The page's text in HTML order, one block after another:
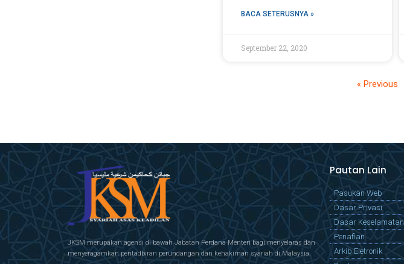
BACA SETERUSNYA »
September 22, 2020
« Previous
JKSM merupakan agensi di bawah Jabatan Perdana Menteri bagi menyelaras dan
menyeragamkan pentadbiran perundangan dan kehakiman syariah di Malaysia.
Pautan Lain
Pasukan Web
Dasar Privasi
Dasar Keselamatan
Penafian
Arkib Eletronik